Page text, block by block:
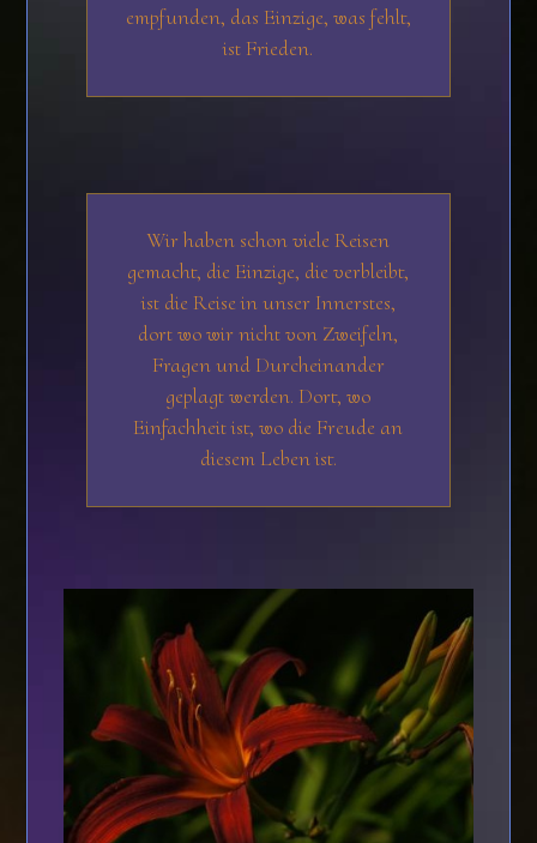
empfunden, das Einzige, was fehlt,
ist Frieden.
Wir haben schon viele Reisen
gemacht, die Einzige, die verbleibt,
ist die Reise in unser Innerstes,
dort wo wir nicht von Zweifeln,
Fragen und Durcheinander
geplagt werden. Dort, wo
Einfachheit ist, wo die Freude an
diesem Leben ist.